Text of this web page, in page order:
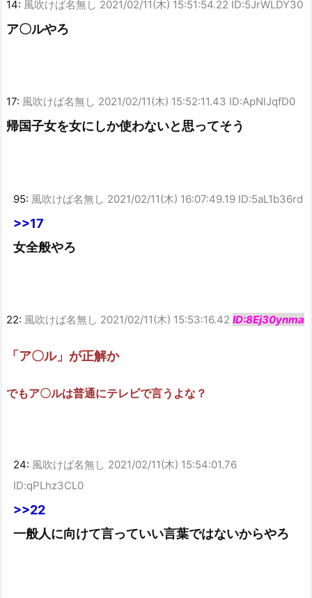
14: 風吹けば名無し 2021/02/11(木) 15:51:54.22 ID:5JrWLDY30
ア〇ルやろ
17: 風吹けば名無し 2021/02/11(木) 15:52:11.43 ID:ApNlJqfD0
帰国子女を女にしか使わないと思ってそう
95: 風吹けば名無し 2021/02/11(木) 16:07:49.19 ID:5aL1b36rd
>>17
女全般やろ
22: 風吹けば名無し 2021/02/11(木) 15:53:16.42 ID:8Ej30ynma
「ア〇ル」が正解か
でもア〇ルは普通にテレビで言うよな？
24: 風吹けば名無し 2021/02/11(木) 15:54:01.76
ID:qPLhz3CL0
>>22
一般人に向けて言っていい言葉ではないからやろ